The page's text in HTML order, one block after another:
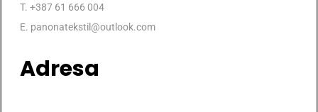
T. +387 61 666 004
E. panonatekstil@outlook.com
Adresa